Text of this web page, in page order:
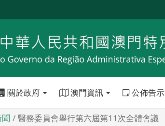
關於政府 澳門資訊 公佈告示
聞 醫務委員會舉行第六屆第11次全體會議